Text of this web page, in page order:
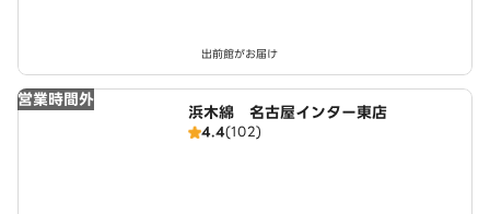
出前館がお届け
営業時間外
浜木綿 名古屋インター東店
4.4(102)